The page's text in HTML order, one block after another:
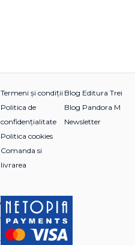
Termeni și condiții
Politica de
confidențialitate
Politica cookies
Comanda si
livrarea
Blog Editura Trei
Blog Pandora M
Newsletter